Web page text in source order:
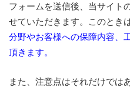
フォームを送信後、当サイト
せていただきます。このとき
分野やお客様への保障内容、
頂きます。
また、注意点はそれだけでは